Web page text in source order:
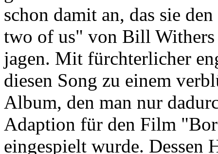
schon damit an, das sie
two of us" von Bill
jagen. Mit fürchterlicher
diesen Song zu einem
Album, den man nur
Adaption für den Film
eingespielt wurde. Dessen